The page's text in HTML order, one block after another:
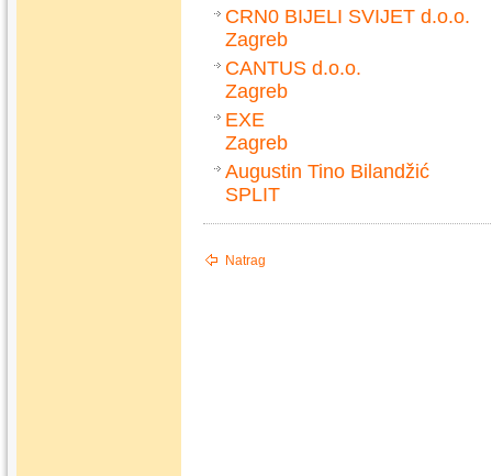
CRN0 BIJELI SVIJET d.o.o.
Zagreb
CANTUS d.o.o.
Zagreb
EXE
Zagreb
Augustin Tino Bilandžić
SPLIT
Natrag